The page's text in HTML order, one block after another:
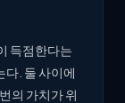
득점한다는
다. 둘 사이에
의 가치가 위